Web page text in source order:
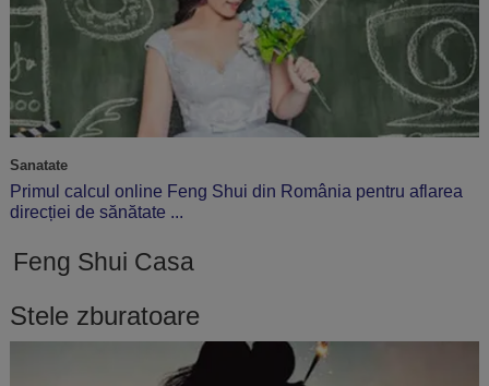
Sanatate
Primul calcul online Feng Shui din România pentru aflarea
direcției de sănătate ...
Feng Shui Casa
Stele zburatoare